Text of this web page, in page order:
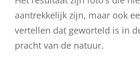
aantrekkelijk zijn, maar ook
vertellen dat geworteld is in
pracht van de natuur.